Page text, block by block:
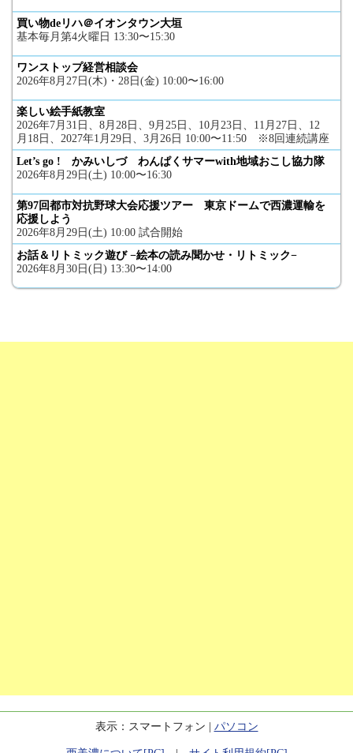
買い物deリハ＠イオンタウン大垣
基本毎月第4火曜日 13:30〜15:30
ワンストップ経営相談会
2026年8月27日(木)・28日(金) 10:00〜16:00
楽しい絵手紙教室
2026年7月31日、8月28日、9月25日、10月23日、11月27日、12
月18日、2027年1月29日、3月26日 10:00〜11:50 ※8回連続講座
Let’s go ! かみいしづ わんぱくサマーwith地域おこし協力隊
2026年8月29日(土) 10:00〜16:30
第97回都市対抗野球大会応援ツアー 東京ドームで西濃運輸を
応援しよう
2026年8月29日(土) 10:00 試合開始
お話＆リトミック遊び −絵本の読み聞かせ・リトミック−
2026年8月30日(日) 13:30〜14:00
表示：スマートフォン | パソコン